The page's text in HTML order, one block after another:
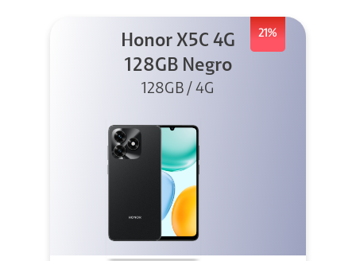
21%
Honor X5C 4G
128GB Negro
128GB / 4G